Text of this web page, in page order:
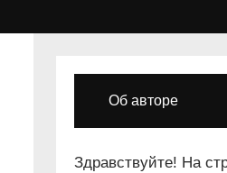
Об авторе
Здравствуйте! На